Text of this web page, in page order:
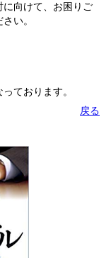
向けて、お困りご
い。
ております。
戻る